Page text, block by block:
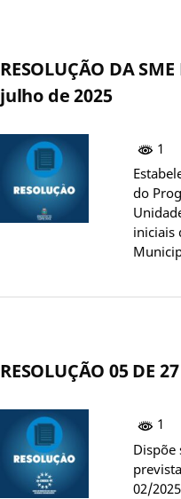
RESOLUÇÃO DA
julho de 2025
1
do
iniciais
RESOLUÇÃO 05 DE
1
Dispõe
02/2025